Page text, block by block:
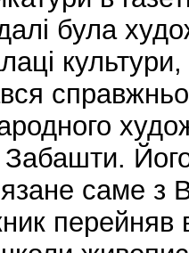
була
культури,
саме
перейняв